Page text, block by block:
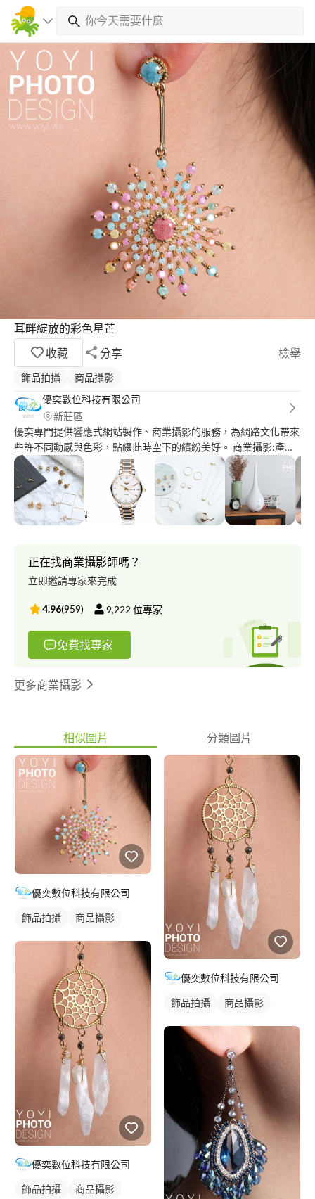
耳畔綻放的彩色星芒
收藏
分享 檢舉
飾品拍攝
商品攝影
優奕數位科技有限公司
新莊區
優奕專門提供響應式網站製作、商業攝影的服務，為網路文化帶來
些許不同動感與色彩，點綴此時空下的繽紛美好。 商業攝影:產品
攝影、人物攝影、到府攝影、外拍攝影 作品
集:http://www.yoyi.ws/works_category/studio_work/ 公司網
址:http://www.yoyi.ws/
正在找商業攝影師嗎？
立即邀請專家來完成
4.96(959) 9,222 位專家
免費找專家
更多商業攝影
相似圖片 分類圖片
優奕數位科技有限公司
飾品拍攝 商品攝影
優奕數位科技有限公司
飾品拍攝 商品攝影
優奕數位科技有限公司
飾品拍攝 商品攝影